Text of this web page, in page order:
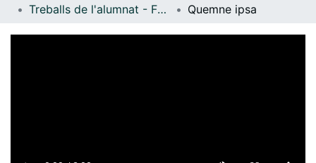
Treballs de l'alumnat - Facultat d'Informació i Mitjans Audiovisuals - Grau de Comunicació Audiovisual
Quemne ipsa